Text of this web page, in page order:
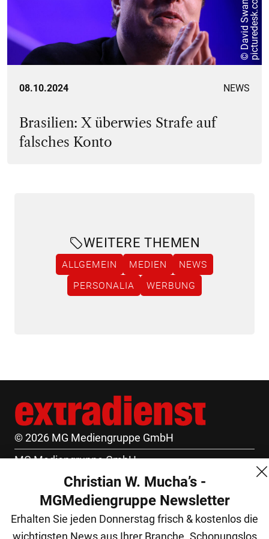
m
08.10.2024 NEWS
Brasilien: X überwies Strafe auf
falsches Konto
WEITERE THEMEN
ALLGEMEIN MEDIEN
NEWS
PERSONALIA
WERBUNG
© 2026 MG Mediengruppe GmbH
MG Mediengruppe GmbH
Burgring 1/7
1010 Wien
+43 (1) 522 14 14
Christian W. Mucha’s -
MGMediengruppe Newsletter
Erhalten Sie jeden Donnerstag frisch & kostenlos die
wichtigsten News aus Ihrer Branche. Schonungslos